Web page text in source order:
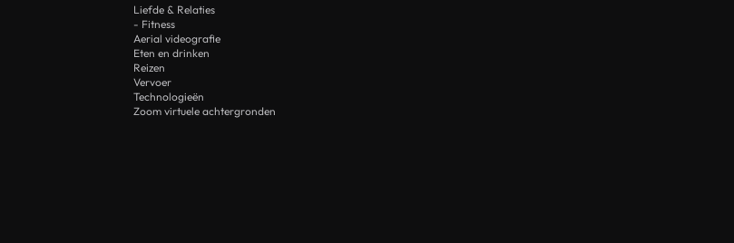
Liefde & Relaties
- Fitness
Aerial videografie
Eten en drinken
Reizen
Vervoer
Technologieën
Zoom virtuele achtergronden